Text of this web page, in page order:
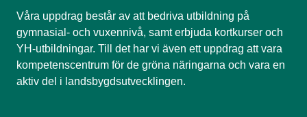
Våra uppdrag består av att bedriva utbildning på
gymnasial- och vuxennivå, samt erbjuda kortkurser och
YH-utbildningar. Till det har vi även ett uppdrag att vara
kompetenscentrum för de gröna näringarna och vara en
aktiv del i landsbygdsutvecklingen.